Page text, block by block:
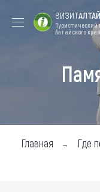
Форум VISIT
ВИЗИТАЛТАЙ
Туристический
Алтайского края
Главная Где